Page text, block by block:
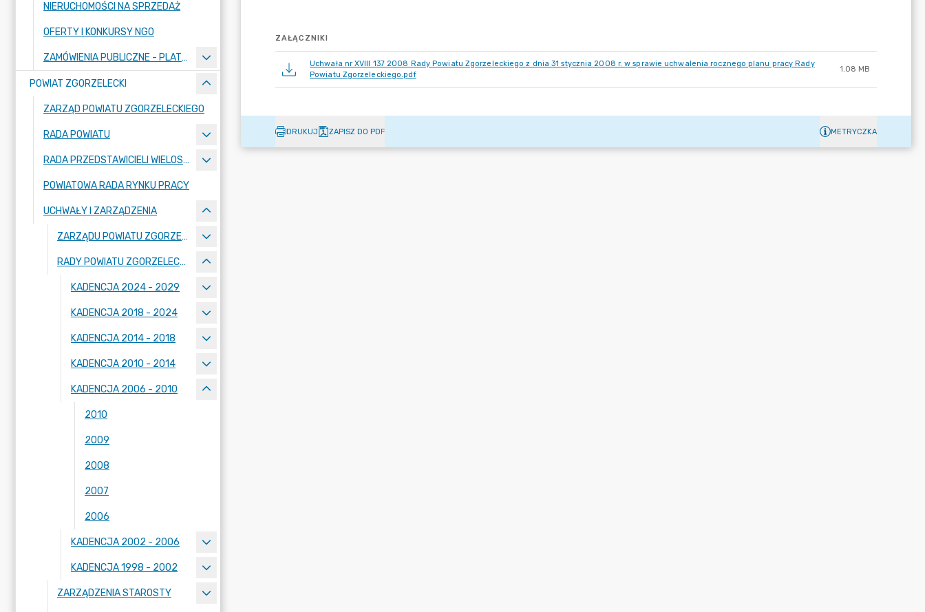
NIERUCHOMOŚCI NA SPRZEDAŻ
OFERTY I KONKURSY NGO
ZAMÓWIENIA PUBLICZNE - PLATFORMA ZAKUPOWA
POWIAT ZGORZELECKI
ZARZĄD POWIATU ZGORZELECKIEGO
RADA POWIATU
RADA PRZEDSTAWICIELI WIELOSPECJALISTYCZNEGO ZESPOŁU OPIEKI ZDROWOTNEJ "BOLESŁAWIEC-ZGORZELEC" SAMODZIELNEGO PUBLICZNEGO ZAKŁADU OPIEKI ZDROWOTNEJ
POWIATOWA RADA RYNKU PRACY
UCHWAŁY I ZARZĄDZENIA
ZARZĄDU POWIATU ZGORZELECKIEGO
RADY POWIATU ZGORZELECKIEGO
KADENCJA 2024 - 2029
KADENCJA 2018 - 2024
KADENCJA 2014 - 2018
KADENCJA 2010 - 2014
KADENCJA 2006 - 2010
2010
2009
2008
2007
2006
KADENCJA 2002 - 2006
KADENCJA 1998 - 2002
ZARZĄDZENIA STAROSTY
ZAŁĄCZNIKI
Uchwała nr XVIII 137 2008 Rady Powiatu Zgorzeleckiego z dnia 31 stycznia 2008 r. w sprawie uchwalenia rocznego planu pracy Rady
Powiatu Zgorzeleckiego.pdf
1.08 MB
DRUKUJ ZAPISZ DO PDF METRYCZKA